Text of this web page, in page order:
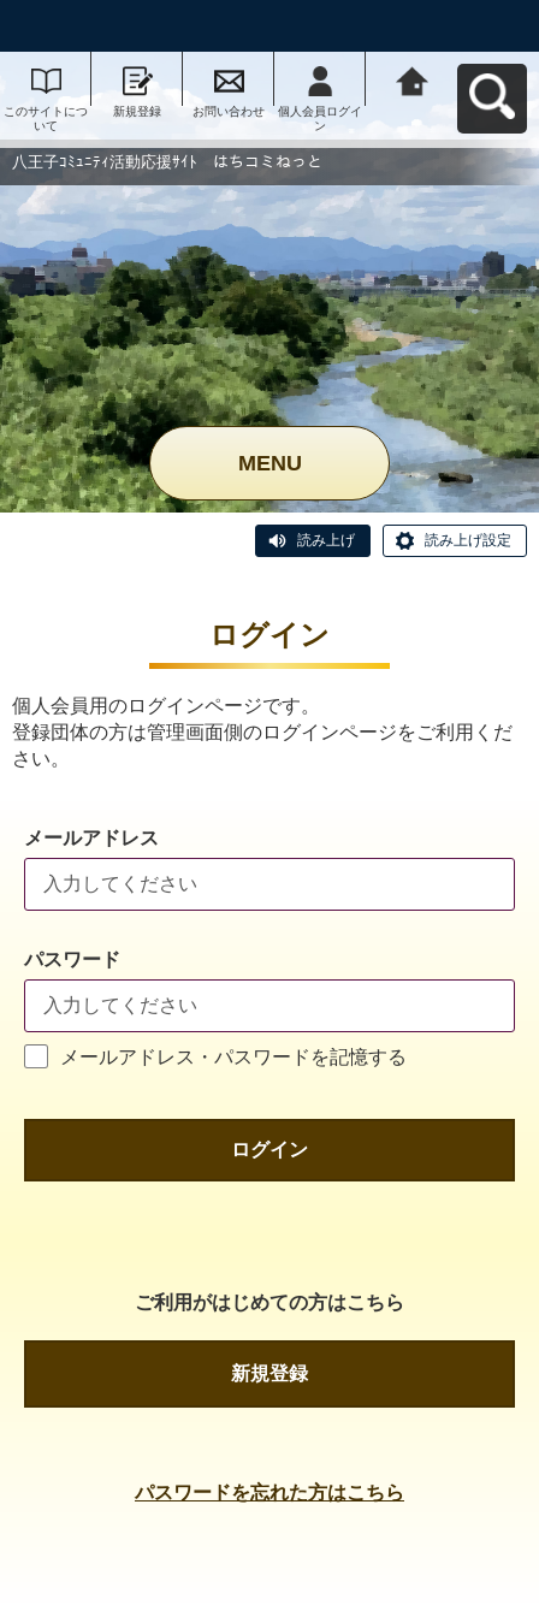
このサイトにつ
いて
新規登録 お問い合わせ
個人会員ログイ
ン
動応援ｻｲﾄ はち
コミねっとへ戻
八王子ｺﾐｭﾆﾃｨ活動応援ｻｲﾄ はちコミねっと
MENU
読み上げ 読み上げ設定
ログイン
個人会員用のログインページです。
登録団体の方は管理画面側のログインページをご利用くだ
さい。
メールアドレス
パスワード
メールアドレス・パスワードを記憶する
ログイン
ご利用がはじめての方はこちら
新規登録
パスワードを忘れた方はこちら